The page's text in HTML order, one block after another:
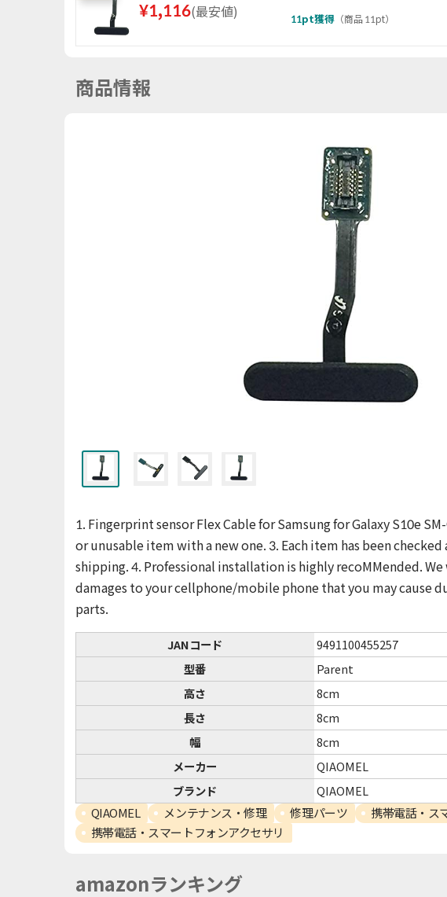
¥1,116(最安値)
11pt獲得 （商品 11pt）
商品情報
1. Fingerprint sensor Flex Cable for Samsung for Galaxy S10e
or unusable item with a new one. 3. Each item has been
shipping. 4. Professional installation is highly recoMMended.
damages to your cellphone/mobile phone that you may cause
parts.
JANコード
9491100455257
型番
Parent
高さ
8cm
長さ
8cm
幅
8cm
メーカー
QIAOMEL
ブランド
QIAOMEL
QIAOMEL メンテナンス・修理 修理パーツ
携帯電話・ス
携帯電話・スマートフォンアクセサリ
amazonランキング